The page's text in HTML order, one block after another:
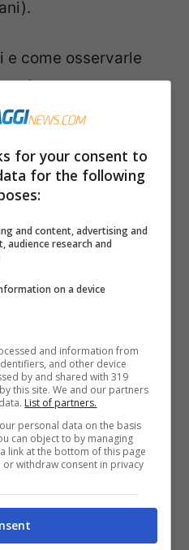
e come osservarle
ottobre: le
e il loro mese è
pioggia di stelle
notte tra sabato 21 e
terso e scuro, si
buono e sarà
città e trovare
poco inquinamento
è il posto perfetto.
il meteo e con il
vedereanche più di
for your consent to
for the following
and content, advertising and
audience research and
on a device
and information from
and other device
by and shared with 319
this site. We and our partners
List of partners.
personal data on the basis
can object to by managing
link at the bottom of this page
withdraw consent in privacy